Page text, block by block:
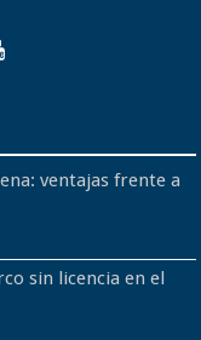
ventajas frente a
sin licencia en el